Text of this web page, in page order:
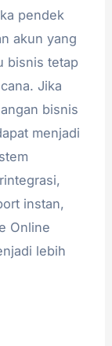
pendek
akun yang
bisnis tetap
Jika
bisnis
menjadi
instan,
Online
lebih